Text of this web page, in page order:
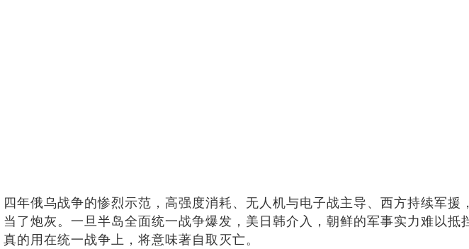
四年俄乌战争的惨烈示范，高强度消耗、无人机与电子战主导、西方持续军
当了炮灰。一旦半岛全面统一战争爆发，美日韩介入，朝鲜的军事实力难以
真的用在统一战争上，将意味著自取灭亡。